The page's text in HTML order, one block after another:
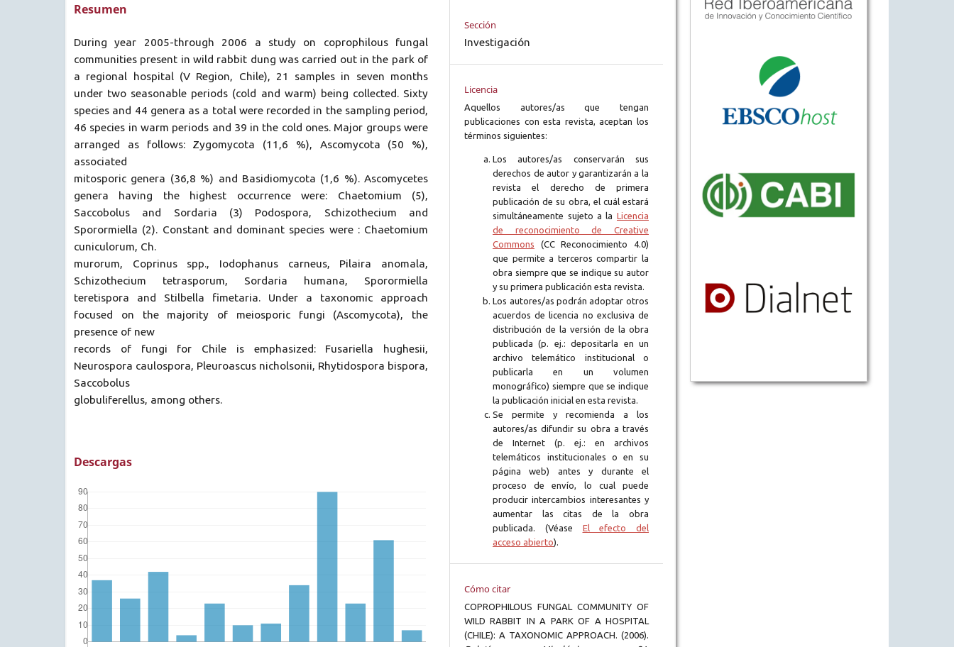
Resumen
During year 2005-through 2006 a study on coprophilous fungal
communities present in wild rabbit dung was carried out in the park of
a regional hospital (V Region, Chile), 21 samples in seven months
under two seasonable periods (cold and warm) being collected. Sixty
species and 44 genera as a total were recorded in the sampling period,
46 species in warm periods and 39 in the cold ones. Major groups were
arranged as follows: Zygomycota (11,6 %), Ascomycota (50 %),
associated
mitosporic genera (36,8 %) and Basidiomycota (1,6 %). Ascomycetes
genera having the highest occurrence were: Chaetomium (5),
Saccobolus and Sordaria (3) Podospora, Schizothecium and
Sporormiella (2). Constant and dominant species were : Chaetomium
cuniculorum, Ch.
murorum, Coprinus spp., Iodophanus carneus, Pilaira anomala,
Schizothecium tetrasporum, Sordaria humana, Sporormiella
teretispora and Stilbella fimetaria. Under a taxonomic approach
focused on the majority of meiosporic fungi (Ascomycota), the
presence of new
records of fungi for Chile is emphasized: Fusariella hughesii,
Neurospora caulospora, Pleuroascus nicholsonii, Rhytidospora bispora,
Saccobolus
globuliferellus, among others.
Descargas
Sección
Investigación
Licencia
Aquellos autores/as que tengan
publicaciones con esta revista, aceptan los
términos siguientes:
Los autores/as conservarán sus
derechos de autor y garantizarán a la
revista el derecho de primera
publicación de su obra, el cuál estará
simultáneamente sujeto a la Licencia
de reconocimiento de Creative
Commons (CC Reconocimiento 4.0)
que permite a terceros compartir la
obra siempre que se indique su autor
y su primera publicación esta revista.
Los autores/as podrán adoptar otros
acuerdos de licencia no exclusiva de
distribución de la versión de la obra
publicada (p. ej.: depositarla en un
archivo telemático institucional o
publicarla en un volumen
monográfico) siempre que se indique
la publicación inicial en esta revista.
Se permite y recomienda a los
autores/as difundir su obra a través
de Internet (p. ej.: en archivos
telemáticos institucionales o en su
página web) antes y durante el
proceso de envío, lo cual puede
producir intercambios interesantes y
aumentar las citas de la obra
publicada. (Véase El efecto del
acceso abierto).
Cómo citar
COPROPHILOUS FUNGAL COMMUNITY OF
WILD RABBIT IN A PARK OF A HOSPITAL
(CHILE): A TAXONOMIC APPROACH. (2006).